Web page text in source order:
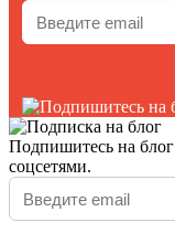
Подпишитесь на блог
соцсетями.